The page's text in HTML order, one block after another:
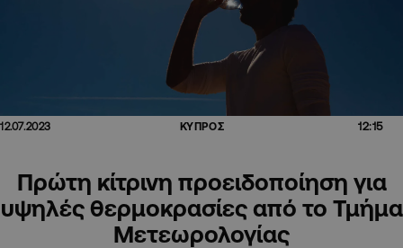
12.07.2023 ΚΥΠΡΟΣ 12:15
Πρώτη κίτρινη προειδοποίηση για
υψηλές θερμοκρασίες από το Τμήμα
Μετεωρολογίας